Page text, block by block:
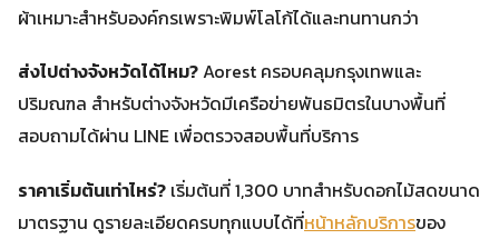
ผ้าเหมาะสำหรับองค์กรเพราะพิมพ์โลโก้ได้และทนทานกว่า
ส่งไปต่างจังหวัดได้ไหม?Aorest ครอบคลุมกรุงเทพและ
ปริมณฑล สำหรับต่างจังหวัดมีเครือข่ายพันธมิตรในบางพื้นที่
สอบถามได้ผ่าน LINE เพื่อตรวจสอบพื้นที่บริการ
ราคาเริ่มต้นเท่าไหร่? เริ่มต้นที่ 1,300 บาทสำหรับดอกไม้สดขนาด
มาตรฐาน ดูรายละเอียดครบทุกแบบได้ที่หน้าหลักบริการของ